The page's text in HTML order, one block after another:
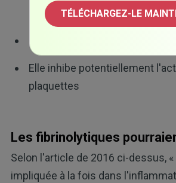
Elle inhibe potentiellement
plaquettes
Les fibrinolytiques
Selon l'article de 2016 ci-dessus,
impliquée à la fois dans
TÉLÉCHARGEZ-LE